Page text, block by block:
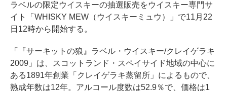
ラベルの限定ウイスキーの抽選販売をウイスキー専門サ
イト「WHISKY MEW（ウイスキーミュウ）」で11月22
日12時から開始する。
「『サーキットの狼』ラベル・ウイスキー/クレイゲラキ
2009」は、スコットランド・スペイサイド地域の中心に
ある1891年創業「クレイゲラキ蒸留所」によるもので、
熟成年数は12年。アルコール度数は52.9％で、価格は1